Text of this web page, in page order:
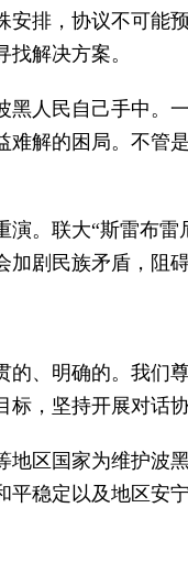
安排，协议不可能
解决方案。
黑人民自己手中。
解的困局。不管
演。联大“斯雷布
加剧民族矛盾，阻
的、明确的。我们
标，坚持开展对话
地区国家为维护波
平稳定以及地区安